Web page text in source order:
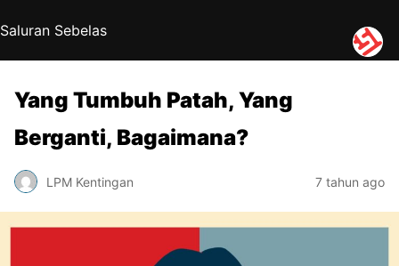
Saluran Sebelas
Yang Tumbuh Patah, Yang
Berganti, Bagaimana?
LPM Kentingan 7 tahun ago